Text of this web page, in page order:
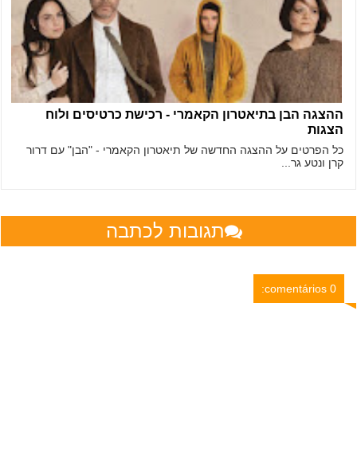
ההצגה הבן בתיאטרון הקאמרי - רכישת כרטיסים ולוח
הצגות
כל הפרטים על ההצגה החדשה של תיאטרון הקאמרי - "הבן" עם דרור
קרן ונטע גר...
תגובות לכתבה
0 comentários: